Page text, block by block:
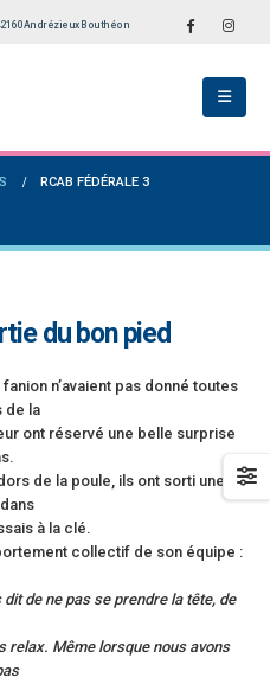
Andrézieux Bouthéon
RCAB FÉDÉRALE 3
du bon pied
n’avaient pas donné toutes
de la
ont réservé une belle surprise
de la poule, ils ont sorti une
à la clé.
collectif de son équipe :
de ne pas se prendre la tête, de
relax. Même lorsque nous avons
Ligue Aura: les +35 des « 5glés » vice-
Bilan des seniors garçons par Philippe
25 avril 2026